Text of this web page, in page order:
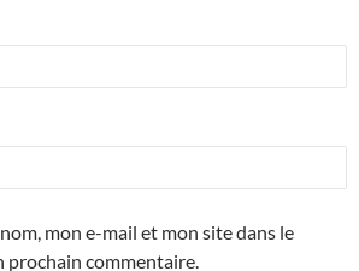
mon e-mail et mon site dans le
prochain commentaire.